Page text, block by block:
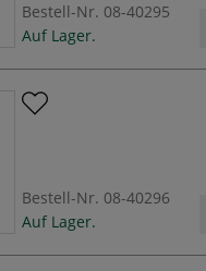
Bestell-Nr. 08-40295
Auf Lager.
Bestell-Nr. 08-40296
Auf Lager.